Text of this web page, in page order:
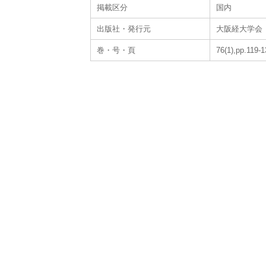
掲載区分 国内
出版社・発行元 大阪経大学会
巻・号・頁 76(1),pp.119-